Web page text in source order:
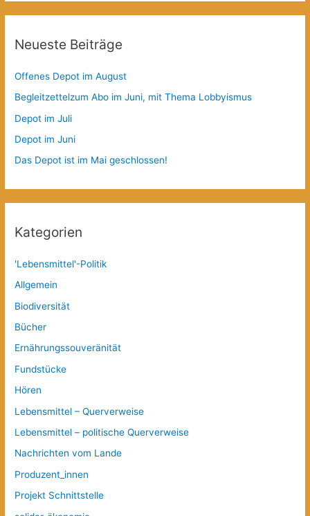
Neueste Beiträge
Offenes Depot im August
Begleitzettelzum Abo im Juni, mit Thema Lobbyismus
Depot im Juli
Depot im Juni
Das Depot ist im Mai geschlossen!
Kategorien
'Lebensmittel'-Politik
Allgemein
Biodiversität
Bücher
Ernährungssouveränität
Fundstücke
Hören
Lebensmittel – Querverweise
Lebensmittel – politische Querverweise
Nachrichten vom Lande
Produzent_innen
Projekt Schnittstelle